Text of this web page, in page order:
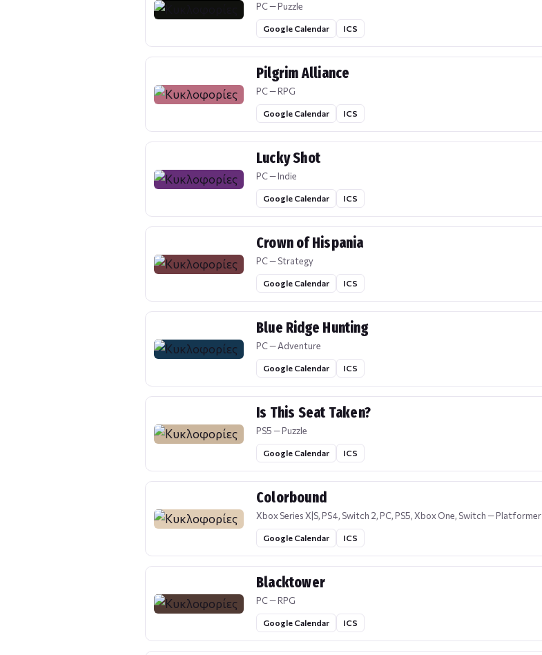
PC — Puzzle
Google Calendar ICS
Pilgrim Alliance
PC — RPG
Google Calendar ICS
Lucky Shot
PC — Indie
Google Calendar ICS
Crown of Hispania
PC — Strategy
Google Calendar ICS
Blue Ridge Hunting
PC — Adventure
Google Calendar ICS
Is This Seat Taken?
PS5 — Puzzle
Google Calendar ICS
Colorbound
Xbox Series X|S, PS4, Switch 2, PC, PS5, Xbox One, Switch — Platformer
Google Calendar ICS
Blacktower
PC — RPG
Google Calendar ICS